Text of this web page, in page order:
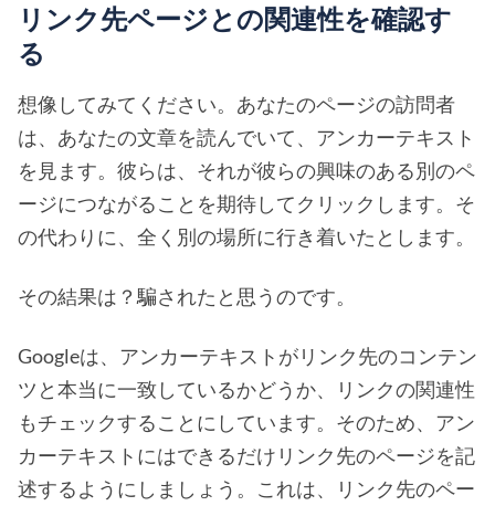
リンク先ページとの関連性を確認す
る
想像してみてください。あなたのページの訪問者
は、あなたの文章を読んでいて、アンカーテキスト
を見ます。彼らは、それが彼らの興味のある別のペ
ージにつながることを期待してクリックします。そ
の代わりに、全く別の場所に行き着いたとします。
その結果は？騙されたと思うのです。
Googleは、アンカーテキストがリンク先のコンテン
ツと本当に一致しているかどうか、リンクの関連性
もチェックすることにしています。そのため、アン
カーテキストにはできるだけリンク先のページを記
述するようにしましょう。これは、リンク先のペー